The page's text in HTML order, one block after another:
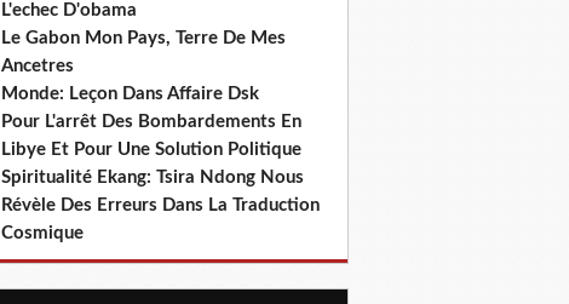
L'echec D'obama
Le Gabon Mon Pays, Terre De Mes
Ancetres
Monde: Leçon Dans Affaire Dsk
Pour L'arrêt Des Bombardements En
Libye Et Pour Une Solution Politique
Spiritualité Ekang: Tsira Ndong Nous
Révèle Des Erreurs Dans La Traduction
Cosmique